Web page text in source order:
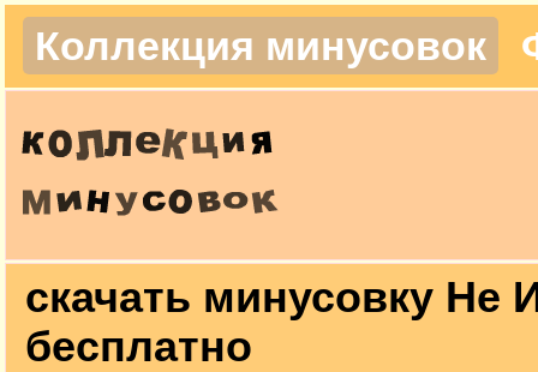
Коллекция минусовок
скачать минусовку Не
бесплатно